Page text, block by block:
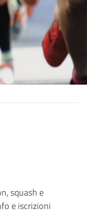
squash e
e iscrizioni